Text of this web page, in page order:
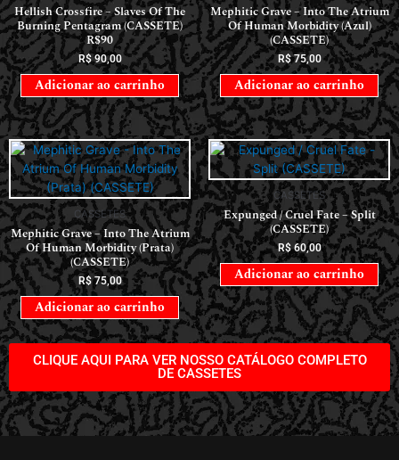
Hellish Crossfire – Slaves Of The
Burning Pentagram (CASSETE)
R$90
R$90,00
Adicionar ao carrinho
Mephitic Grave – Into The Atrium
Of Human Morbidity (Azul)
(CASSETE)
R$75,00
Adicionar ao carrinho
CASSETES
Mephitic Grave – Into The Atrium
Of Human Morbidity (Prata)
(CASSETE)
R$75,00
Adicionar ao carrinho
CASSETES
Expunged / Cruel Fate – Split
(CASSETE)
R$60,00
Adicionar ao carrinho
CLIQUE AQUI PARA VER NOSSO CATÁLOGO COMPLETO
DE CASSETES